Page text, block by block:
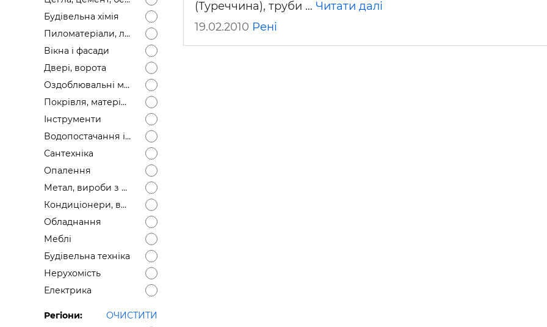
Будівельні і ремонтні послуги
Будівельна хімія
Пиломатеріали, лісоматеріали
Вікна і фасади
Двері, ворота
Оздоблювальні матеріали
Покрівля, матеріали
Інструменти
Водопостачання і каналізація
Сантехніка
Опалення
Метал, вироби з металу
Кондиціонери, вентиляція
Обладнання
Меблі
Будівельна техніка
Нерухомість
Електрика
Регіони:
ОЧИСТИТИ
(Туреччина), труби … Читати далі
19.02.2010 Рені